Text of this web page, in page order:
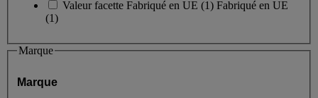
Valeur facette Fabriqué en UE (1) Fabriqué en UE
(1)
Marque
Marque